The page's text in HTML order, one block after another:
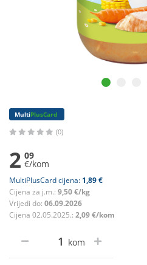
MultiPlusCard
(0)
2 09
€/kom
MultiPlusCard cijena: 1,89 €
Cijena za j.m.: 9,50 €/kg
Vrijedi do: 06.09.2026
Cijena 02.05.2025.: 2,09 €/kom
kom